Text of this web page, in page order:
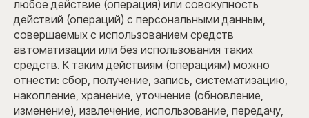
любое действие (операция) или совокупность
действий (операций) с персональными данным,
совершаемых с использованием средств
автоматизации или без использования таких
средств. К таким действиям (операциям) можно
отнести: сбор, получение, запись, систематизацию,
накопление, хранение, уточнение (обновление,
изменение), извлечение, использование, передачу,
(вход с Виленского переулка)
Дом продаж ELEMENT